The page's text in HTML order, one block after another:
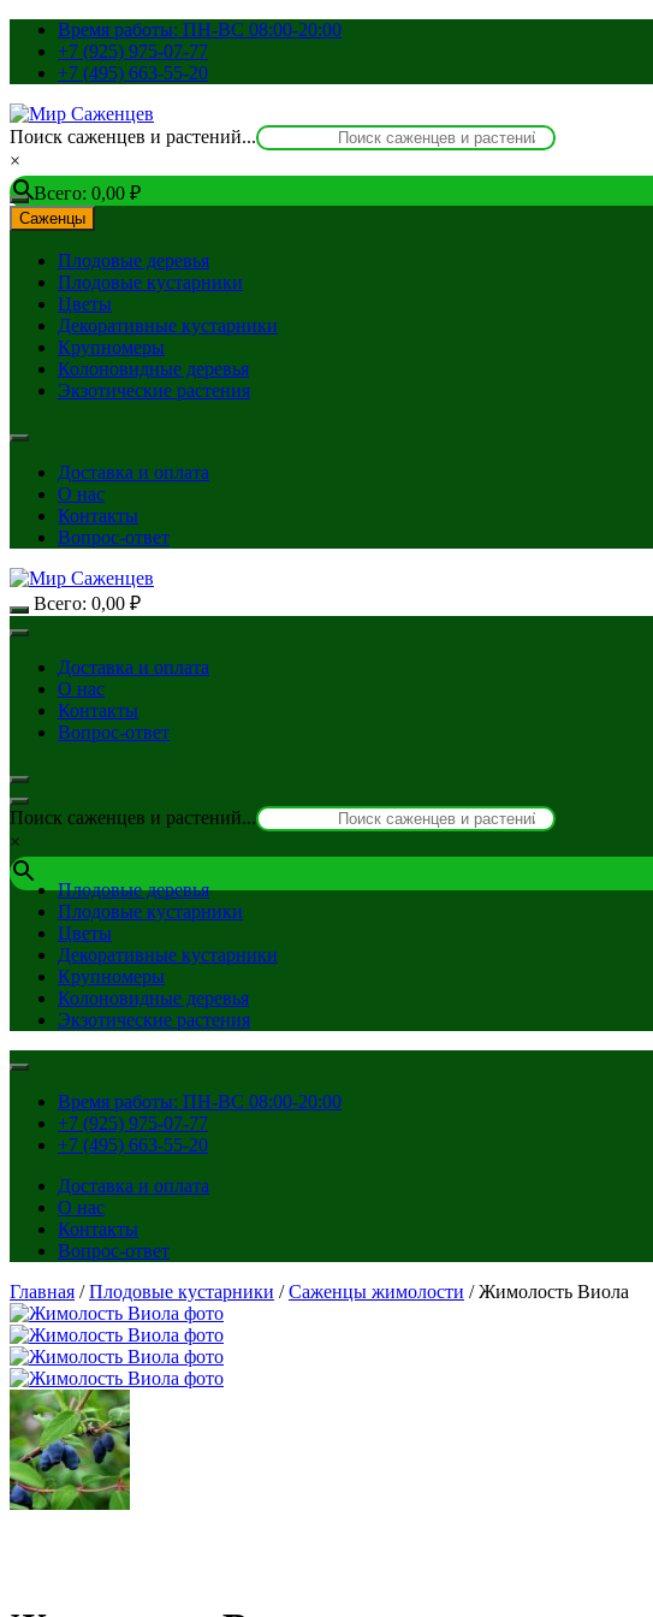
Перейти
содержимому
Время работы: ПН-ВС 08:00-20:00
+7 (925) 975-07-77
+7 (495) 663-55-20
Поиск саженцев и растений...
×
Всего: 0,00 ₽
Саженцы
Плодовые деревья
Плодовые кустарники
Цветы
Декоративные кустарники
Крупномеры
Колоновидные деревья
Экзотические растения
Доставка и оплата
О нас
Контакты
Вопрос-ответ
Всего: 0,00 ₽
Доставка и оплата
О нас
Контакты
Вопрос-ответ
Поиск саженцев и растений...
×
Плодовые деревья
Плодовые кустарники
Цветы
Декоративные кустарники
Крупномеры
Колоновидные деревья
Экзотические растения
Время работы: ПН-ВС 08:00-20:00
+7 (925) 975-07-77
+7 (495) 663-55-20
Доставка и оплата
О нас
Контакты
Вопрос-ответ
Главная /Плодовые кустарники /Саженцы жимолости / Жимолость Виола